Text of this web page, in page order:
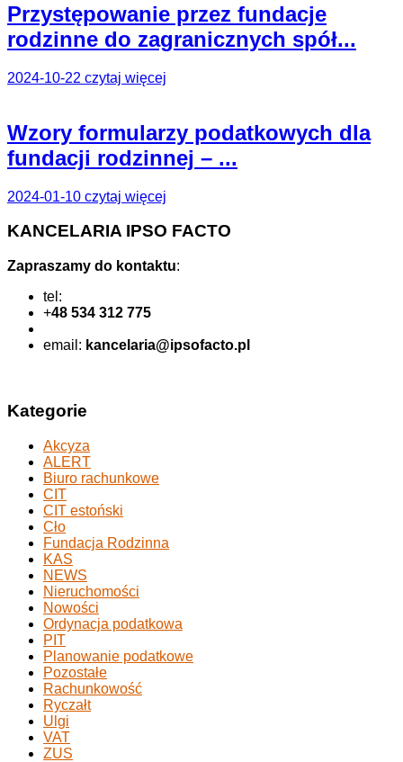
Przystępowanie przez fundacje
rodzinne do zagranicznych spół...
2024-10-22 czytaj więcej
Wzory formularzy podatkowych dla
fundacji rodzinnej – ...
2024-01-10 czytaj więcej
KANCELARIA IPSO FACTO
Zapraszamy do kontaktu:
tel:
+48 534 312 775
email: kancelaria@ipsofacto.pl
Kategorie
Akcyza
ALERT
Biuro rachunkowe
CIT
CIT estoński
Cło
Fundacja Rodzinna
KAS
NEWS
Nieruchomości
Nowości
Ordynacja podatkowa
PIT
Planowanie podatkowe
Pozostałe
Rachunkowość
Ryczałt
Ulgi
VAT
ZUS